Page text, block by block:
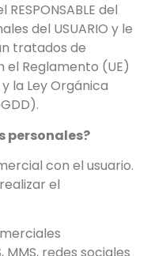
RESPONSABLE del
del USUARIO y le
tratados de
Reglamento (UE)
la Ley Orgánica
personales?
con el usuario.
el